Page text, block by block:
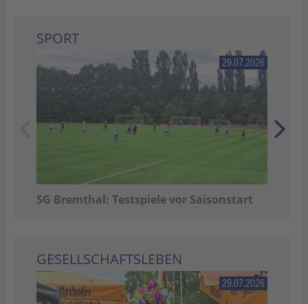
SPORT
29.07.2026
SG Bremthal: Testspiele vor Saisonstart
GESELLSCHAFTSLEBEN
29.07.2026